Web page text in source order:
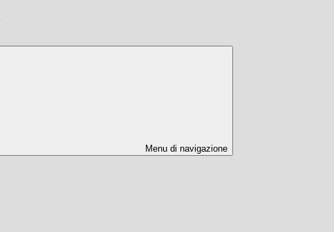
Menu di navigazione